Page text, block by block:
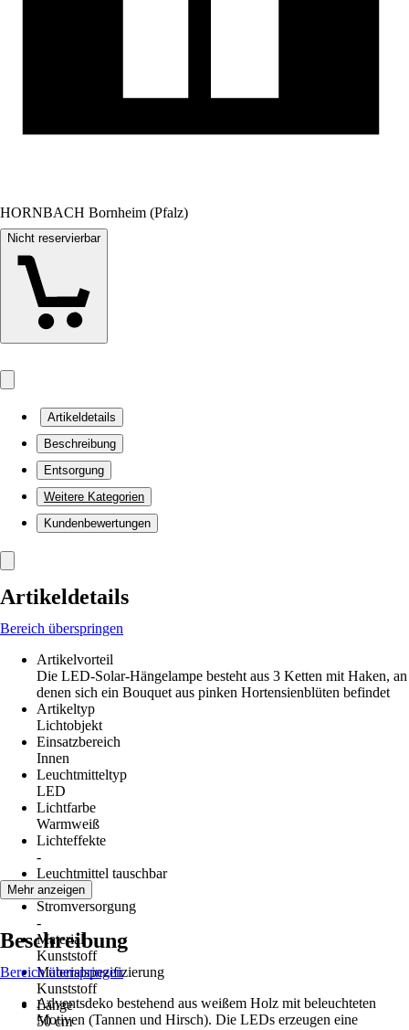
HORNBACH Bornheim (Pfalz)
Nicht reservierbar
Artikeldetails
Beschreibung
Entsorgung
Weitere Kategorien
Kundenbewertungen
Artikeldetails
Bereich überspringen
Artikelvorteil
Die LED-Solar-Hängelampe besteht aus 3 Ketten mit Haken, an
denen sich ein Bouquet aus pinken Hortensienblüten befindet
Artikeltyp
Lichtobjekt
Einsatzbereich
Innen
Leuchtmitteltyp
LED
Lichtfarbe
Warmweiß
Lichteffekte
-
Leuchtmittel tauschbar
Nein
Stromversorgung
-
Material
Kunststoff
Materialspezifizierung
Kunststoff
Länge
50 cm
Mehr anzeigen
Beschreibung
Bereich überspringen
Adventsdeko bestehend aus weißem Holz mit beleuchteten
Motiven (Tannen und Hirsch). Die LEDs erzeugen eine